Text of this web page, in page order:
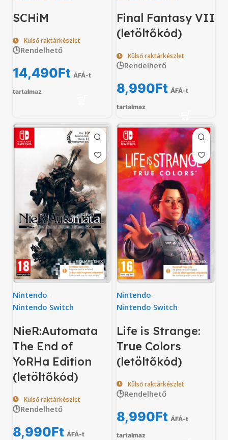
SCHiM
Külső raktárkészlet
🕒Rendelhető
14,490Ft ÁFÁ-t
tartalmaz
Final Fantasy VII
(letöltőkód)
Külső raktárkészlet
🕒Rendelhető
8,990Ft ÁFÁ-t
tartalmaz
Nintendo-
Nintendo Switch
NieR:Automata
The End of
YoRHa Edition
(letöltőkód)
Külső raktárkészlet
🕒Rendelhető
8,990Ft ÁFÁ-t
Nintendo-
Nintendo Switch
Life is Strange:
True Colors
(letöltőkód)
Külső raktárkészlet
🕒Rendelhető
8,990Ft ÁFÁ-t
tartalmaz